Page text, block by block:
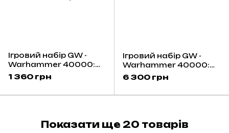
Ігровий набір GW -
Warhammer 40000:
Dark Angels - Upgrades
and Transfers
1 360 грн
Ігровий набір GW -
Warhammer 40000:
Combat Patrol - Dark
6 300 грн
Показати ще 20 товарів